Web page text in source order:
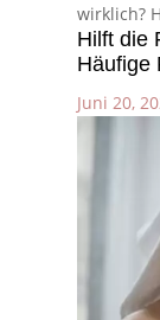
wirklich?
Hilft die
Häufige
Juni 20,